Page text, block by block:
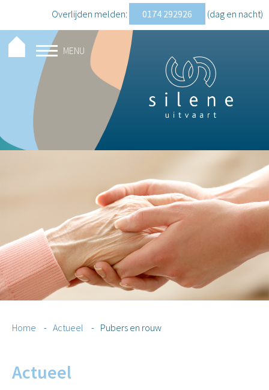
Overlijden melden: 0174 292926 (dag en nacht)
MENU
Home - Actueel - Pubers en rouw
Actueel